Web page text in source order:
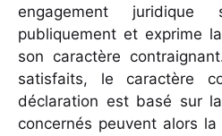
engagement
publiquement et exprime
son caractère
satisfaits, le caractère
déclaration est basé sur
concernés peuvent alors